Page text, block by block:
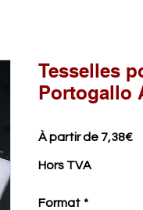
Tesselles
Portogallo
À partir de 7,38€
Hors TVA
Format *